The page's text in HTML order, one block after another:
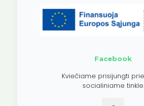
Facebook
Kviečiame prisijungti
socialiniame tinkle.